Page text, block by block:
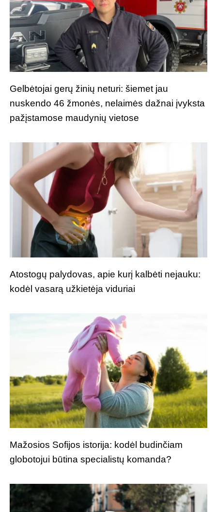
Gelbėtojai gerų žinių neturi: šiemet jau
nuskendo 46 žmonės, nelaimės dažnai įvyksta
pažįstamose maudynių vietose
Atostogų palydovas, apie kurį kalbėti nejauku:
kodėl vasarą užkietėja viduriai
Mažosios Sofijos istorija: kodėl budinčiam
globotojui būtina specialistų komanda?